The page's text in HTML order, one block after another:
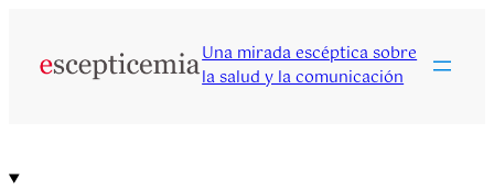
contenido
Una mirada escéptica sobre
la salud y la comunicación